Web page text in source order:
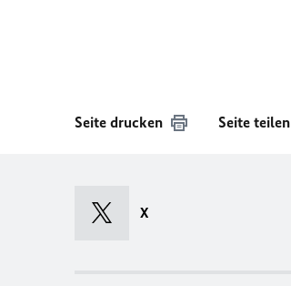
Seite drucken Seite teilen
X